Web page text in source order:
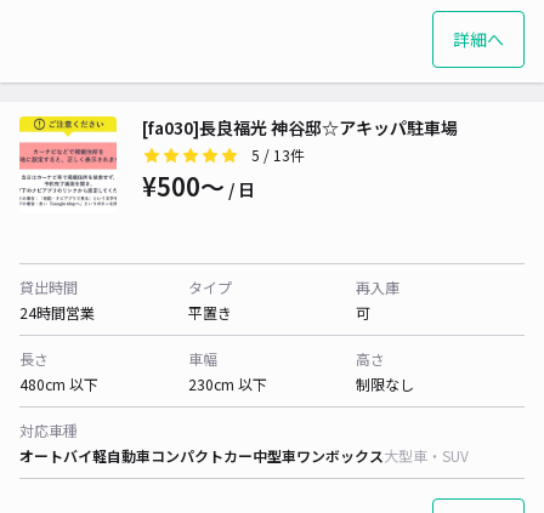
詳細へ
[fa030]長良福光 神谷邸☆アキッパ駐車場
5 / 13件
¥500〜 / 日
貸出時間
24時間営業
タイプ
平置き
再入庫
可
長さ
480cm 以下
車幅
230cm 以下
高さ
制限なし
対応車種
オートバイ軽自動車コンパクトカー中型車ワンボックス大型車・SUV